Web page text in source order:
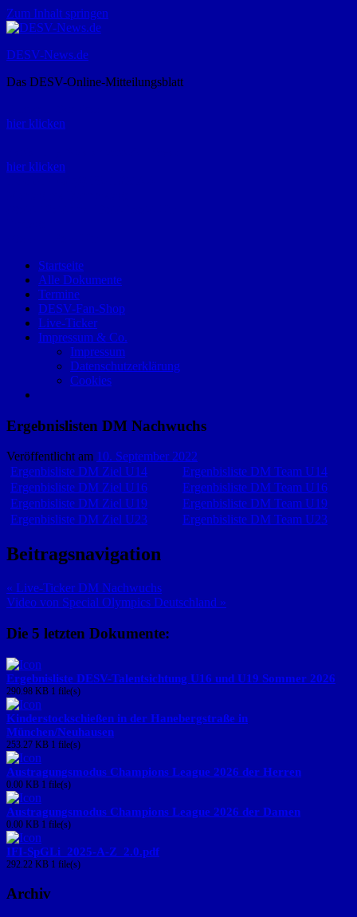
Zum Inhalt springen
DESV-News.de
Das DESV-Online-Mitteilungsblatt
hier klicken
hier klicken
Startseite
Alle Dokumente
Termine
DESV-Fan-Shop
Live-Ticker
Impressum & Co.
Impressum
Datenschutzerklärung
Cookies
Ergebnislisten DM Nachwuchs
Veröffentlicht am 10. September 2022
Ergenbisliste DM Ziel U14
Ergenbisliste DM Team U14
Ergenbisliste DM Ziel U16
Ergenbisliste DM Team U16
Ergenbisliste DM Ziel U19
Ergenbisliste DM Team U19
Ergenbisliste DM Ziel U23
Ergenbisliste DM Team U23
Beitragsnavigation
« Live-Ticker DM Nachwuchs
Video von Special Olympics Deutschland »
Die 5 letzten Dokumente:
Ergebnisliste DESV-Talentsichtung U16 und U19 Sommer 2026
290.98 KB 1 file(s)
Kinderstockschießen in der Hanebergstraße in
München/Neuhausen
253.27 KB 1 file(s)
Austragungsmodus Champions League 2026 der Herren
0.00 KB 1 file(s)
Austragungsmodus Champions League 2026 der Damen
0.00 KB 1 file(s)
IFI-SpGLi_2025-A-Z_2.0.pdf
292.22 KB 1 file(s)
Archiv